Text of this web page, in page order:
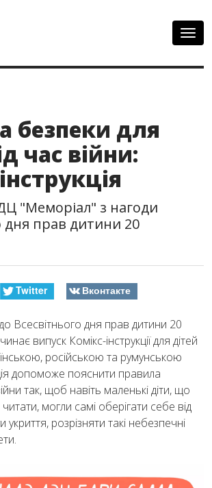
безпеки для
час війни:
"Меморіал" з нагоди
дня прав дитини 20
Twitter Вконтакте
Всесвітнього дня прав дитини 20
випуск Комікс-інструкції для дітей
російською та румунською
допоможе пояснити правила
так, щоб навіть маленькі діти, що
могли самі оберігати себе від
укриття, розрізняти такі небезпечні